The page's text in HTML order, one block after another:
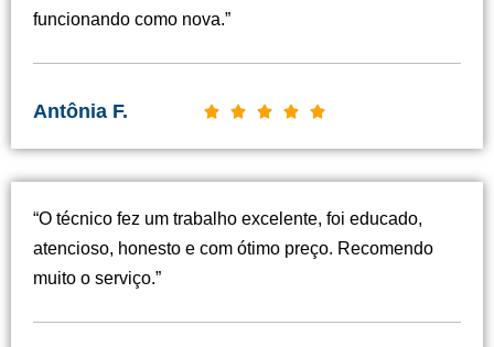
funcionando como nova.”
Antônia F.     C
s
i
i
“O técnico fez um trabalho excelente, foi educado,
atencioso, honesto e com ótimo preço. Recomendo
muito o serviço.”